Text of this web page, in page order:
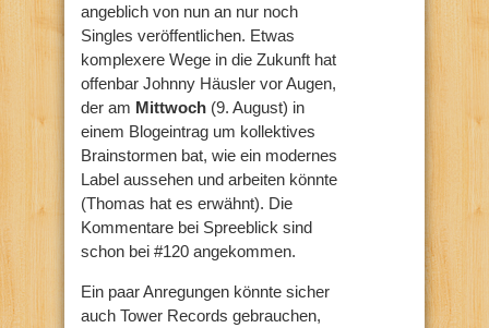
angeblich von nun an nur noch
Singles veröffentlichen. Etwas
komplexere Wege in die Zukunft hat
offenbar Johnny Häusler vor Augen,
der am Mittwoch (9. August) in
einem Blogeintrag um kollektives
Brainstormen bat, wie ein modernes
Label aussehen und arbeiten könnte
(Thomas hat es erwähnt). Die
Kommentare bei Spreeblick sind
schon bei #120 angekommen.
Ein paar Anregungen könnte sicher
auch Tower Records gebrauchen,